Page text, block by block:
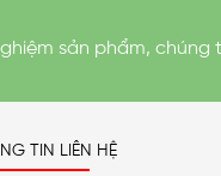
sản phẩm,
TIN LIÊN HỆ